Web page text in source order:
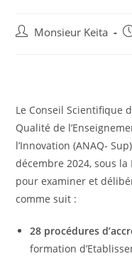
Monsieur Keita
Le Conseil Scientifique
Qualité de
l’Innovation (ANAQ-
décembre 2024, sous la
pour examiner et
comme suit :
28 procédures
formation